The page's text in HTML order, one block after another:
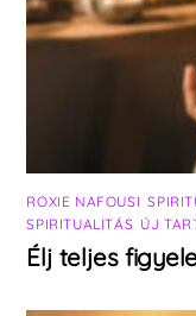
ROXIE NAFOUSI ,
SPIRITUALITÁS ÚJ
Élj teljes